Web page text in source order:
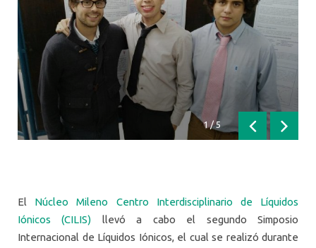
1 /5
Anterior
El Núcleo Mileno Centro Interdisciplinario de Líquidos
Iónicos (CILIS) llevó a cabo el segundo Simposio
Internacional de Líquidos Iónicos, el cual se realizó durante